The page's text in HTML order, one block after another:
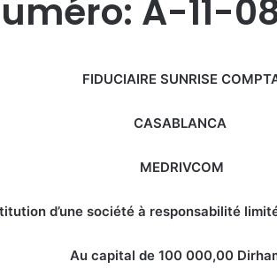
A-11-
FIDUCIAIRE SUNRISE
CASABLANCA
MEDRIVCOM
d’une société à responsabilité
Au capital de 100 000,00